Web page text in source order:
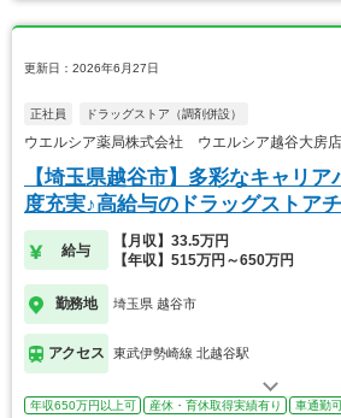
更新日：2026年6月27日
正社員 ドラッグストア（調剤併設）
ウエルシア薬局株式会社 ウエルシア越谷大房
【埼玉県越谷市】多彩なキャリア
度充実♪高給与のドラッグストア
給与
【月収】33.5万円
【年収】515万円～650万円
勤務地 埼玉県 越谷市
アクセス 東武伊勢崎線 北越谷駅
年収650万円以上可 産休・育休取得実績有り 車通勤